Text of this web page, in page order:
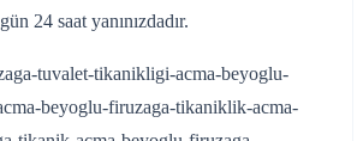
gün 24 saat yanınızdadır.